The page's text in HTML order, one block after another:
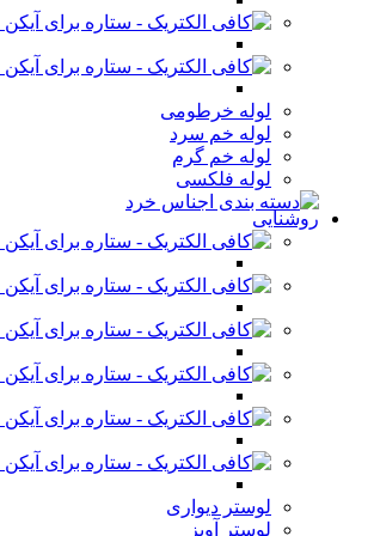
لوله خرطومی
لوله خم سرد
لوله خم گرم
لوله فلکسی
روشنایی
لوستر دیواری
لوستر آویز